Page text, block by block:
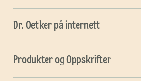
Dr. Oetker på internett
Produkter og Oppskrifter